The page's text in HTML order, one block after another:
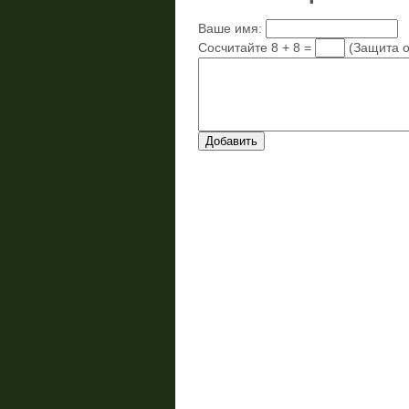
Ваше имя:
Сосчитайте 8 + 8 =
(Защита